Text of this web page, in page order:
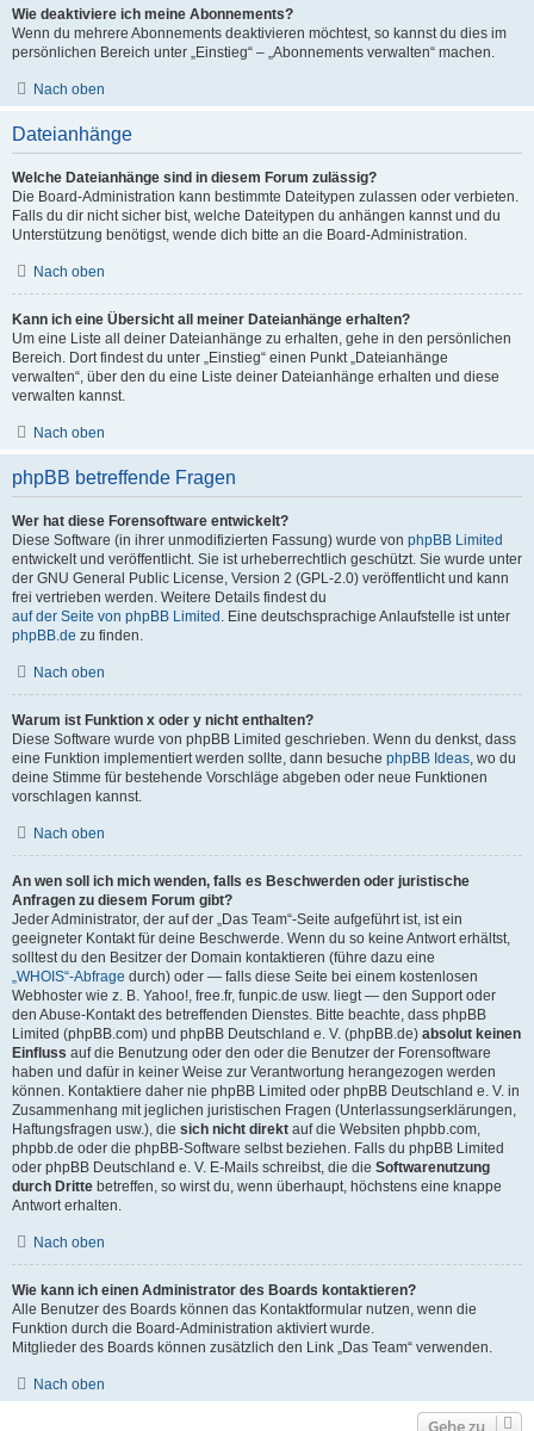
Wie deaktiviere ich meine Abonnements?
Wenn du mehrere Abonnements deaktivieren möchtest, so kannst du dies im
persönlichen Bereich unter „Einstieg“ – „Abonnements verwalten“ machen.
Nach oben
Dateianhänge
Welche Dateianhänge sind in diesem Forum zulässig?
Die Board-Administration kann bestimmte Dateitypen zulassen oder verbieten.
Falls du dir nicht sicher bist, welche Dateitypen du anhängen kannst und du
Unterstützung benötigst, wende dich bitte an die Board-Administration.
Nach oben
Kann ich eine Übersicht all meiner Dateianhänge erhalten?
Um eine Liste all deiner Dateianhänge zu erhalten, gehe in den persönlichen
Bereich. Dort findest du unter „Einstieg“ einen Punkt „Dateianhänge
verwalten“, über den du eine Liste deiner Dateianhänge erhalten und diese
verwalten kannst.
Nach oben
phpBB betreffende Fragen
Wer hat diese Forensoftware entwickelt?
Diese Software (in ihrer unmodifizierten Fassung) wurde von phpBB Limited
entwickelt und veröffentlicht. Sie ist urheberrechtlich geschützt. Sie wurde unter
der GNU General Public License, Version 2 (GPL-2.0) veröffentlicht und kann
frei vertrieben werden. Weitere Details findest du
auf der Seite von phpBB Limited . Eine deutschsprachige Anlaufstelle ist unter
phpBB.de zu finden.
Nach oben
Warum ist Funktion x oder y nicht enthalten?
Diese Software wurde von phpBB Limited geschrieben. Wenn du denkst, dass
eine Funktion implementiert werden sollte, dann besuche phpBB Ideas, wo du
deine Stimme für bestehende Vorschläge abgeben oder neue Funktionen
vorschlagen kannst.
Nach oben
An wen soll ich mich wenden, falls es Beschwerden oder juristische
Anfragen zu diesem Forum gibt?
Jeder Administrator, der auf der „Das Team“-Seite aufgeführt ist, ist ein
geeigneter Kontakt für deine Beschwerde. Wenn du so keine Antwort erhältst,
solltest du den Besitzer der Domain kontaktieren (führe dazu eine
„WHOIS“-Abfrage durch) oder — falls diese Seite bei einem kostenlosen
Webhoster wie z. B. Yahoo!, free.fr, funpic.de usw. liegt — den Support oder
den Abuse-Kontakt des betreffenden Dienstes. Bitte beachte, dass phpBB
Limited (phpBB.com) und phpBB Deutschland e. V. (phpBB.de) absolut keinen
Einfluss auf die Benutzung oder den oder die Benutzer der Forensoftware
haben und dafür in keiner Weise zur Verantwortung herangezogen werden
können. Kontaktiere daher nie phpBB Limited oder phpBB Deutschland e. V. in
Zusammenhang mit jeglichen juristischen Fragen (Unterlassungserklärungen,
Haftungsfragen usw.), die sich nicht direkt auf die Websiten phpbb.com,
phpbb.de oder die phpBB-Software selbst beziehen. Falls du phpBB Limited
oder phpBB Deutschland e. V. E-Mails schreibst, die die Softwarenutzung
durch Dritte betreffen, so wirst du, wenn überhaupt, höchstens eine knappe
Antwort erhalten.
Nach oben
Wie kann ich einen Administrator des Boards kontaktieren?
Alle Benutzer des Boards können das Kontaktformular nutzen, wenn die
Funktion durch die Board-Administration aktiviert wurde.
Mitglieder des Boards können zusätzlich den Link „Das Team“ verwenden.
Nach oben
Gehe zu